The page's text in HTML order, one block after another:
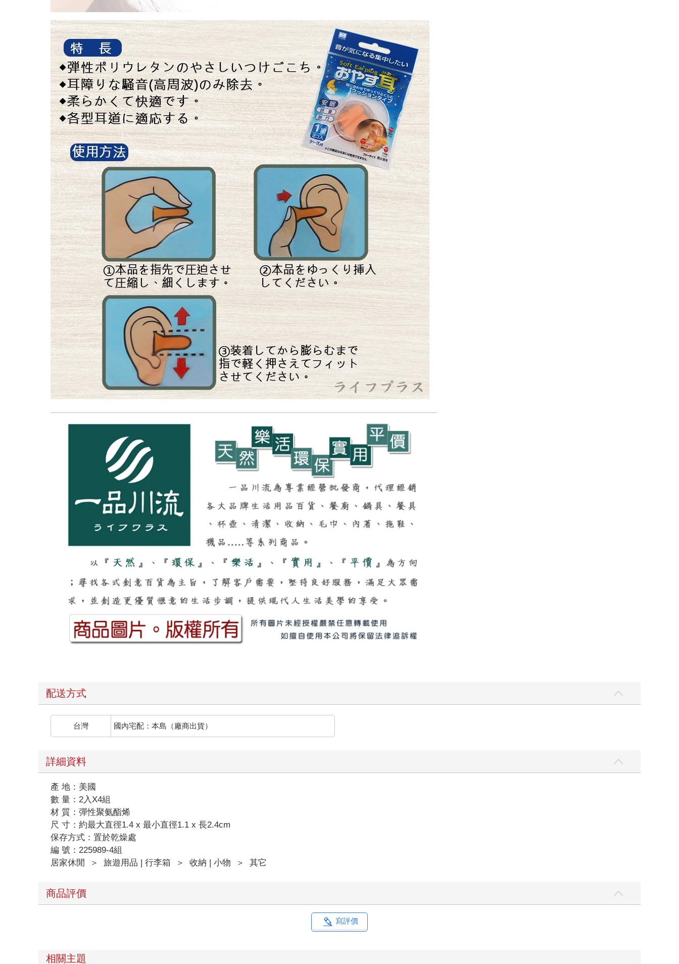
配送方式
台灣 國內宅配：本島（廠商出貨）
詳細資料
產 地：美國
數 量：2入X4組
材 質：彈性聚氨酯烯
尺 寸：約最大直徑1.4 x 最小直徑1.1 x 長2.4cm
保存方式：置於乾燥處
編 號：225989-4組
居家休閒
＞ 旅遊用品 | 行李箱 ＞ 收納 | 小物 ＞ 其它
商品評價
寫評價
相關主題